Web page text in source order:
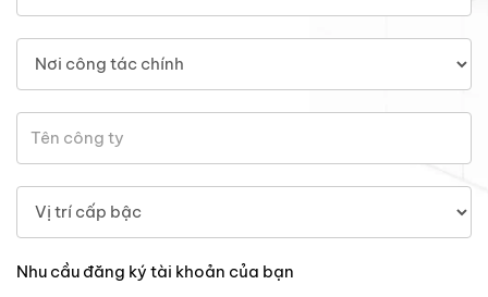
Nhu cầu đăng ký tài khoản của bạn